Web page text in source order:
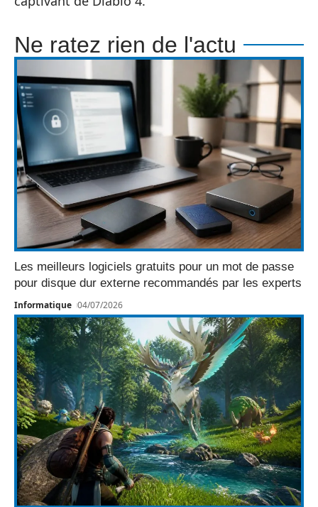
Ne ratez rien de l'actu
Les meilleurs logiciels gratuits pour un mot de passe
pour disque dur externe recommandés par les experts
Informatique 04/07/2026